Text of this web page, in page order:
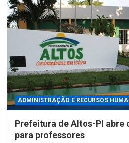
ADMINISTRAÇÃO E RECURSOS
Prefeitura de Altos-PI abre
para professores